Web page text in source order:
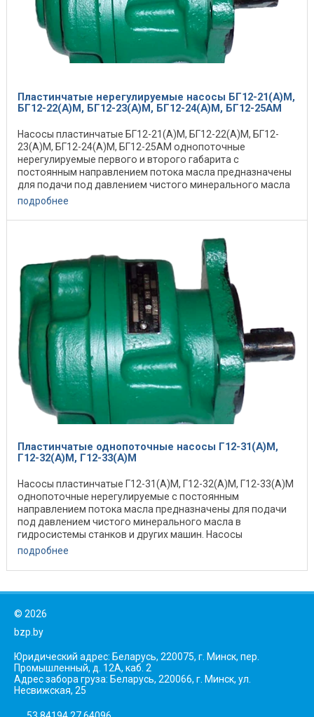
Пластинчатые нерегулируемые насосы БГ12-21(А)М,
БГ12-22(А)М, БГ12-23(А)М, БГ12-24(А)М, БГ12-25АМ
Насосы пластинчатые БГ12-21(А)М, БГ12-22(А)М, БГ12-
23(А)М, БГ12-24(А)М, БГ12-25АМ однопоточные
нерегулируемые первого и второго габарита с
постоянным направлением потока масла предназначены
для подачи под давлением чистого минерального масла
в ...
подробнее
Пластинчатые однопоточные насосы Г12-31(А)М,
Г12-32(А)М, Г12-33(А)М
Насосы пластинчатые Г12-31(А)М, Г12-32(А)М, Г12-33(А)М
однопоточные нерегулируемые с постоянным
направлением потока масла предназначены для подачи
под давлением чистого минерального масла в
гидросистемы станков и других машин. Насосы
изготавливаются ...
подробнее
© 2026
bzp.by
Юридический адрес: Беларусь, 220075, г. Минск, пер.
Промышленный, д. 12А, каб. 2
Адрес забора груза: Беларусь, 220066, г. Минск, ул.
Несвижская, 25